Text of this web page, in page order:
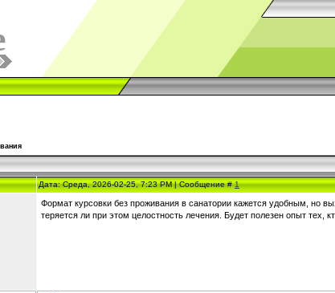
Дата: Среда, 2026-02-25, 7:23 PM | Сообщение #1
Формат курсовки без проживания в санатории кажется удобным, но
теряется ли при этом целостность лечения. Будет полезен опыт тех,